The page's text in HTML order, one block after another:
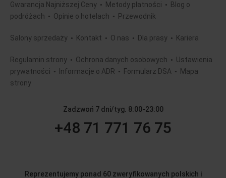
Gwarancja Najniższej Ceny Metody płatności
Blog o
podróżach
Opinie o hotelach Przewodnik
Salony sprzedaży Kontakt O nas Dla prasy Kariera
Regulamin strony Ochrona danych osobowych
Ustawienia
prywatności
Informacje o ADR Formularz DSA
Mapa
strony
Zadzwoń 7 dni/tyg. 8:00-23:00
+48 71 771 76 75
Reprezentujemy ponad 60 zweryfikowanych polskich i